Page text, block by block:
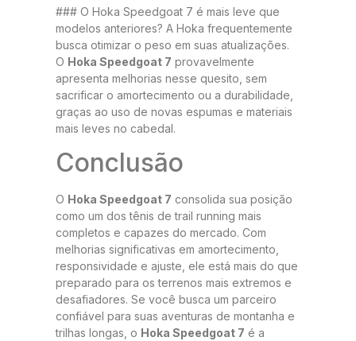
### O Hoka Speedgoat 7 é mais leve que
modelos anteriores? A Hoka frequentemente
busca otimizar o peso em suas atualizações.
O Hoka Speedgoat 7 provavelmente
apresenta melhorias nesse quesito, sem
sacrificar o amortecimento ou a durabilidade,
graças ao uso de novas espumas e materiais
mais leves no cabedal.
Conclusão
O Hoka Speedgoat 7 consolida sua posição
como um dos tênis de trail running mais
completos e capazes do mercado. Com
melhorias significativas em amortecimento,
responsividade e ajuste, ele está mais do que
preparado para os terrenos mais extremos e
desafiadores. Se você busca um parceiro
confiável para suas aventuras de montanha e
trilhas longas, o Hoka Speedgoat 7 é a